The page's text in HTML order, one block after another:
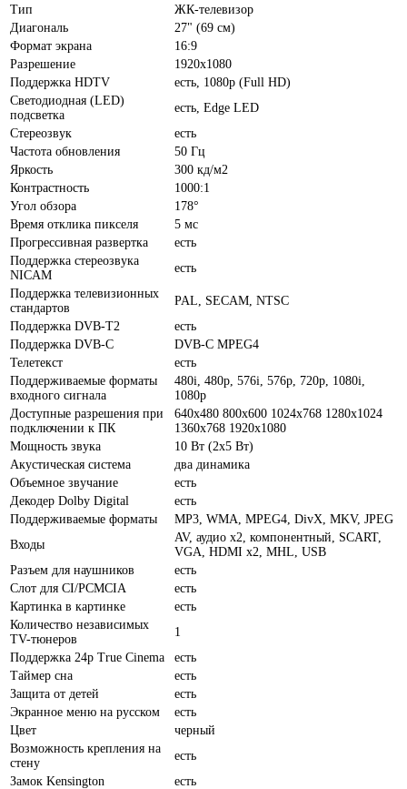
Тип
ЖК-телевизор
Диагональ
27" (69 см)
Формат экрана
16:9
Разрешение
1920x1080
Поддержка HDTV
есть, 1080p (Full HD)
Светодиодная (LED)
подсветка
есть, Edge LED
Стереозвук
есть
Частота обновления
50 Гц
Яркость
300 кд/м2
Контрастность
1000:1
Угол обзора
178°
Время отклика пикселя
5 мс
Прогрессивная развертка
есть
Поддержка стереозвука
NICAM
есть
Поддержка телевизионных
стандартов
PAL, SECAM, NTSC
Поддержка DVB-T2
есть
Поддержка DVB-C
DVB-C MPEG4
Телетекст
есть
Поддерживаемые форматы
входного сигнала
480i, 480p, 576i, 576p, 720p, 1080i,
1080p
Доступные разрешения при
подключении к ПК
640x480 800x600 1024x768 1280x1024
1360x768 1920x1080
Мощность звука
10 Вт (2x5 Вт)
Акустическая система
два динамика
Объемное звучание
есть
Декодер Dolby Digital
есть
Поддерживаемые форматы
MP3, WMA, MPEG4, DivX, MKV, JPEG
Входы
AV, аудио x2, компонентный, SCART,
VGA, HDMI x2, MHL, USB
Разъем для наушников
есть
Слот для CI/PCMCIA
есть
Картинка в картинке
есть
Количество независимых
TV-тюнеров
1
Поддержка 24p True Cinema
есть
Таймер сна
есть
Защита от детей
есть
Экранное меню на русском
есть
Цвет
черный
Возможность крепления на
стену
есть
Замок Kensington
есть